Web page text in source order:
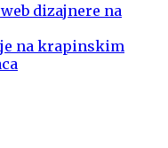
dizajnere na
na krapinskim